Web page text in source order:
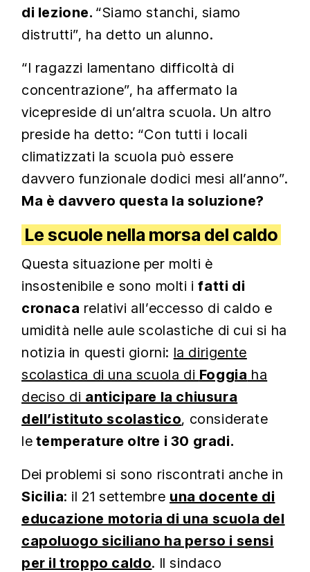
di lezione. “Siamo stanchi, siamo
distrutti”, ha detto un alunno.
“I ragazzi lamentano difficoltà di
concentrazione”, ha affermato la
vicepreside di un’altra scuola. Un altro
preside ha detto: “Con tutti i locali
climatizzati la scuola può essere
davvero funzionale dodici mesi all’anno”.
Ma è davvero questa la soluzione?
Le scuole nella morsa del caldo
Questa situazione per molti è
insostenibile e sono molti ifatti di
cronaca relativi all’eccesso di caldo e
umidità nelle aule scolastiche di cui si ha
notizia in questi giorni: la dirigente
scolastica di una scuola di Foggia ha
deciso di anticipare la chiusura
dell’istituto scolastico, considerate
le temperature oltre i 30 gradi.
Dei problemi si sono riscontrati anche in
Sicilia: il 21 settembre una docente di
educazione motoria di una scuola del
capoluogo siciliano ha perso i sensi
per il troppo caldo. Il sindaco